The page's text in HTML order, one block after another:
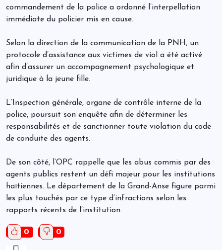
commandement de la police a ordonné l’interpellation
immédiate du policier mis en cause.
Selon la direction de la communication de la PNH, un
protocole d’assistance aux victimes de viol a été activé
afin d’assurer un accompagnement psychologique et
juridique à la jeune fille.
L’Inspection générale, organe de contrôle interne de la
police, poursuit son enquête afin de déterminer les
responsabilités et de sanctionner toute violation du code
de conduite des agents.
De son côté, l’OPC rappelle que les abus commis par des
agents publics restent un défi majeur pour les institutions
haïtiennes. Le département de la Grand-Anse figure parmi
les plus touchés par ce type d’infractions selon les
rapports récents de l’institution.
0 0